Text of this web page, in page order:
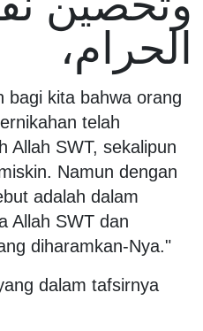
الحرام،
bagi kita bahwa orang
telah
Allah SWT, sekalipun
Namun dengan
adalah dalam
Allah SWT dan
diharamkan-Nya."
dalam tafsirnya